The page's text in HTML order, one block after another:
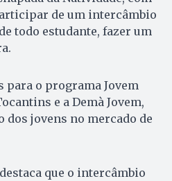
de um intercâmbio
todo estudante, fazer um
para o programa Jovem
e a Demà Jovem,
dos jovens no mercado de
que o intercâmbio